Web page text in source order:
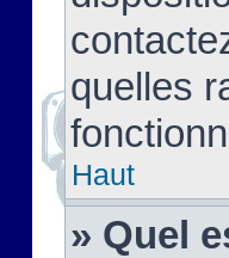
quelles
Haut
» Quel